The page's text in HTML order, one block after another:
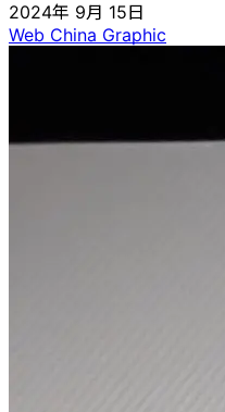
2024年 9月 15日
Web China Graphic